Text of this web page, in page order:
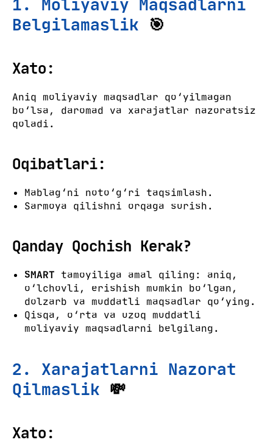
1. Moliyaviy Maqsadlarni
Belgilamaslik 🎯
Xato:
Aniq moliyaviy maqsadlar qo‘yilmagan
bo‘lsa, daromad va xarajatlar nazoratsiz
qoladi.
Oqibatlari:
Mablag‘ni noto‘g‘ri taqsimlash.
Sarmoya qilishni orqaga surish.
Qanday Qochish Kerak?
SMART tamoyiliga amal qiling: aniq,
o‘lchovli, erishish mumkin bo‘lgan,
dolzarb va muddatli maqsadlar qo‘ying.
Qisqa, o‘rta va uzoq muddatli
moliyaviy maqsadlarni belgilang.
2. Xarajatlarni Nazorat
Qilmaslik 💸
Xato: